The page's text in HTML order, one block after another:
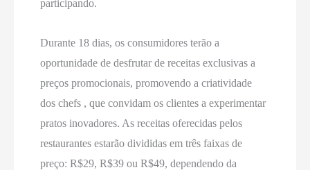
participando.
Durante 18 dias, os consumidores terão a
oportunidade de desfrutar de receitas exclusivas a
preços promocionais, promovendo a criatividade
dos chefs , que convidam os clientes a experimentar
pratos inovadores. As receitas oferecidas pelos
restaurantes estarão divididas em três faixas de
preço: R$29, R$39 ou R$49, dependendo da